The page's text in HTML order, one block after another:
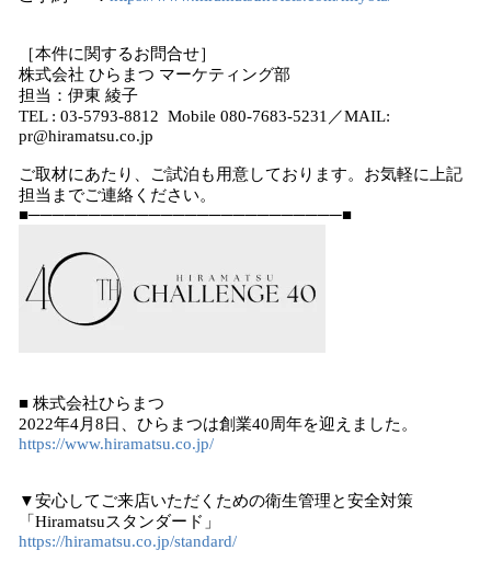
［本件に関するお問合せ］
株式会社 ひらまつ マーケティング部
担当：伊東 綾子
TEL : 03-5793-8812 Mobile 080-7683-5231／MAIL:
pr@hiramatsu.co.jp
ご取材にあたり、ご試泊も用意しております。お気軽に上記
担当までご連絡ください。
■──────────────────────────■
■ 株式会社ひらまつ
2022年4月8日、ひらまつは創業40周年を迎えました。
https://www.hiramatsu.co.jp/
▼安心してご来店いただくための衛生管理と安全対策
「Hiramatsuスタンダード」
https://hiramatsu.co.jp/standard/